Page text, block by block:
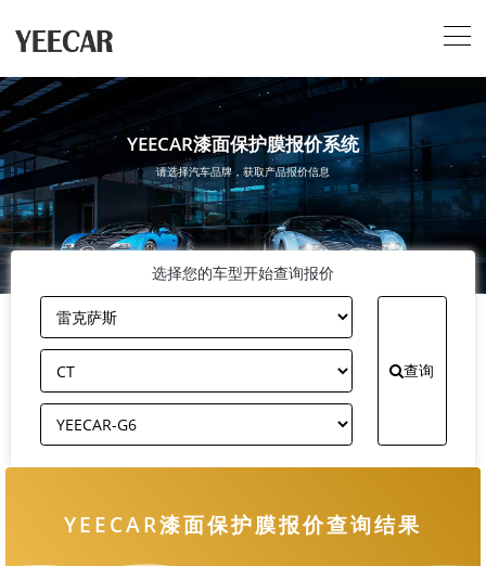
YEECAR漆面保护膜报价系统
请选择汽车品牌，获取产品报价信息
选择您的车型开始查询报价
查询
YEECAR漆面保护膜报价查询结果